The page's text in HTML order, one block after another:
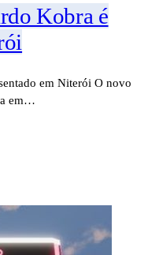
Kobra é
em Niterói O novo
em…